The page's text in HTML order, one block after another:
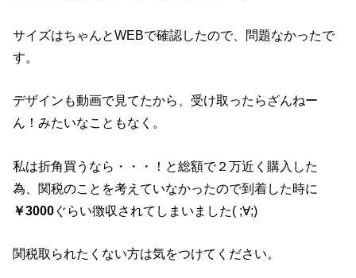
サイズはちゃんとWEBで確認したので、問題なかったで
す。
デザインも動画で見てたから、受け取ったらざんねー
ん！みたいなこともなく。
私は折角買うなら・・・！と総額で２万近く購入した
為、関税のことを考えていなかったので到着した時に
￥3000ぐらい徴収されてしまいました( ;∀;)
関税取られたくない方は気をつけてください。